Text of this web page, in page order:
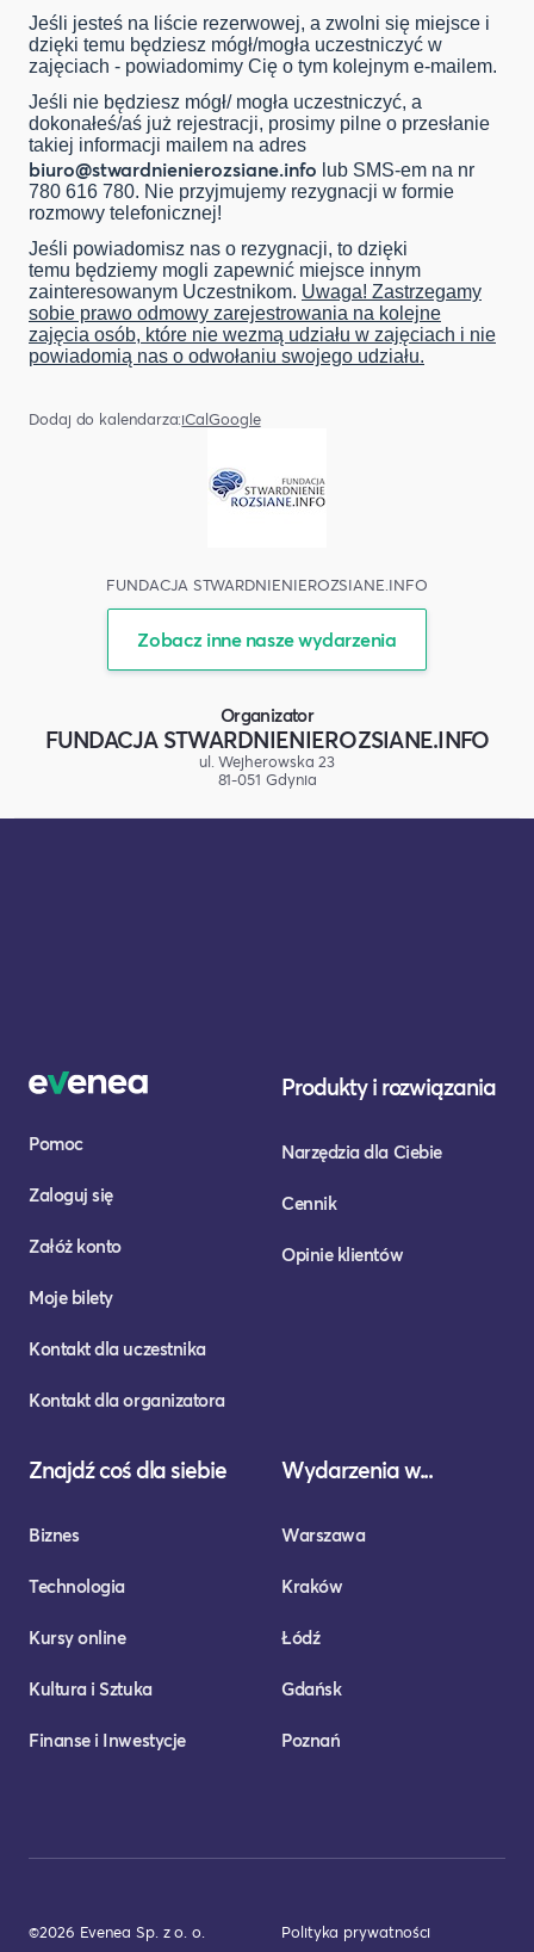
Jeśli jesteś na liście rezerwowej, a zwolni się miejsce i
dzięki temu będziesz mógł/mogła uczestniczyć w
zajęciach - powiadomimy Cię o tym kolejnym e-mailem.
Jeśli nie będziesz mógł/ mogła uczestniczyć, a
dokonałeś/aś już rejestracji, prosimy pilne o przesłanie
takiej informacji mailem na adres
biuro@stwardnienierozsiane.info lub SMS-em na nr
780 616 780. Nie przyjmujemy rezygnacji w formie
rozmowy telefonicznej!
Jeśli powiadomisz nas o rezygnacji, to dzięki
temu będziemy mogli zapewnić miejsce innym
zainteresowanym Uczestnikom. Uwaga! Zastrzegamy
sobie prawo odmowy zarejestrowania na kolejne
zajęcia osób, które nie wezmą udziału w zajęciach i nie
powiadomią nas o odwołaniu swojego udziału.
Dodaj do kalendarza:iCalGoogle
FUNDACJA STWARDNIENIEROZSIANE.INFO
Zobacz inne nasze wydarzenia
Organizator
FUNDACJA STWARDNIENIEROZSIANE.INFO
ul. Wejherowska 23
81-051 Gdynia
Pomoc
Zaloguj się
Załóż konto
Moje bilety
Kontakt dla uczestnika
Kontakt dla organizatora
Produkty i rozwiązania
Narzędzia dla Ciebie
Cennik
Opinie klientów
Znajdź coś dla siebie
Biznes
Technologia
Kursy online
Kultura i Sztuka
Finanse i Inwestycje
Wydarzenia w...
Warszawa
Kraków
Łódź
Gdańsk
Poznań
©2026 Evenea Sp. z o. o. Polityka prywatności